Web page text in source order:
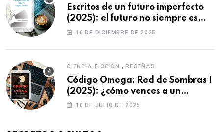
Escritos de un futuro imperfecto
(2025): el futuro no siempre es
como imaginamos…
10 DE DICIEMBRE DE 2025
CIENCIA-FICCIÓN , RESEÑAS
Código Omega: Red de Sombras I
(2025): ¿cómo vences a un
enemigo que puede editar la
10 DE JULIO DE 2025